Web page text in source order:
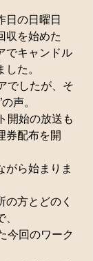
の日曜日
収を始めた
でキャンドル
た。
でしたが、そ
声。
開始の放送も
券配布を開
がら始まりま
の方とどのく
今回のワーク